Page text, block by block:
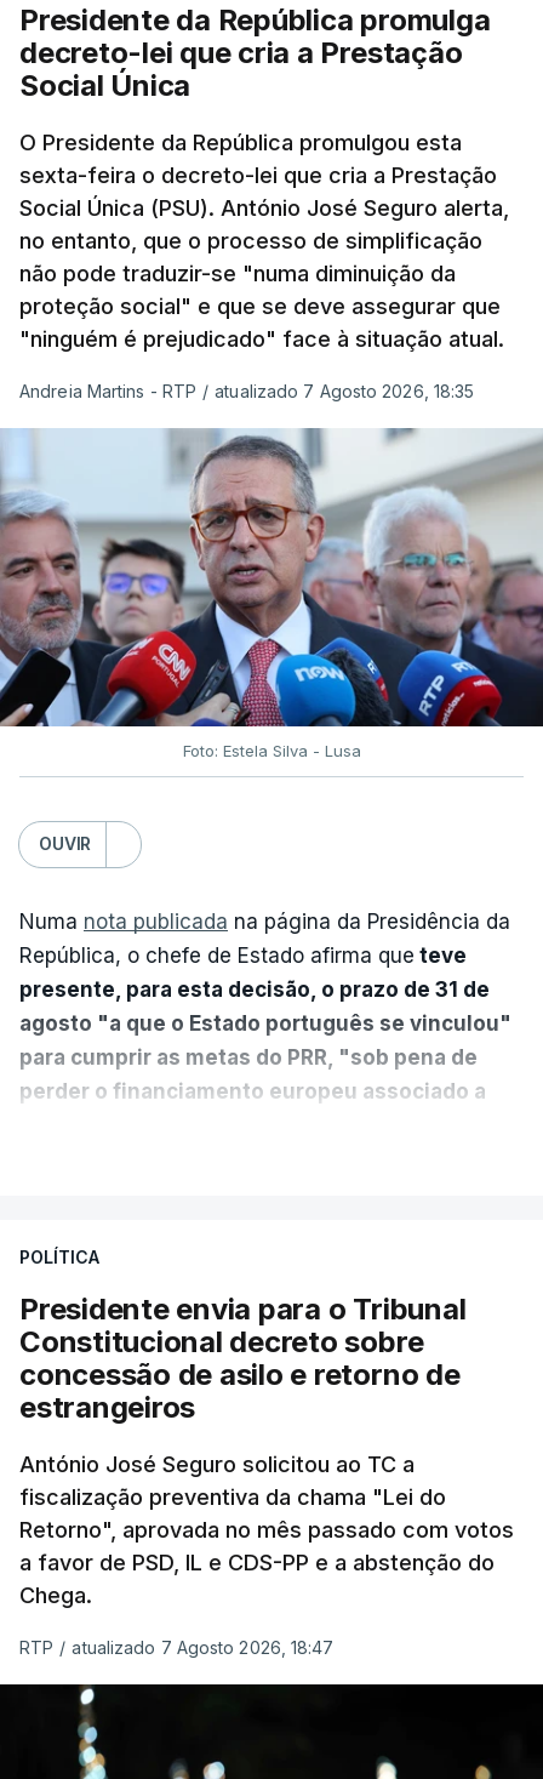
Presidente da República promulga
decreto-lei que cria a Prestação
Social Única
O Presidente da República promulgou esta
sexta-feira o decreto-lei que cria a Prestação
Social Única (PSU). António José Seguro alerta,
no entanto, que o processo de simplificação
não pode traduzir-se "numa diminuição da
proteção social" e que se deve assegurar que
"ninguém é prejudicado" face à situação atual.
Andreia Martins - RTP / atualizado 7 Agosto 2026, 18:35
Foto: Estela Silva - Lusa
OUVIR
Numa nota publicada na página da Presidência da
República, o chefe de Estado afirma que teve
presente, para esta decisão, o prazo de 31 de
agosto "a que o Estado português se vinculou"
para cumprir as metas do PRR, "sob pena de
perder o financiamento europeu associado a
sistema mais simples, mais justo e transparente".
"Sempre que seja possível reduzir burocracias,
eliminar sobreposições e garantir que os apoios
chegam a quem mais necessita, estaremos a dar
um passo na direção certa", argumenta o
Presidente da República.
Assegurar que "ninguém é
prejudicado"
O Preisdente deixa, no entanto, deixa alguns
avisos:uma reforma desta dimensão "deve ter
como primeiro critério a proteção das pessoas"
POLÍTICA
Presidente envia para o Tribunal
Constitucional decreto sobre
concessão de asilo e retorno de
estrangeiros
António José Seguro solicitou ao TC a
fiscalização preventiva da chama "Lei do
Retorno", aprovada no mês passado com votos
a favor de PSD, IL e CDS-PP e a abstenção do
Chega.
RTP / atualizado 7 Agosto 2026, 18:47